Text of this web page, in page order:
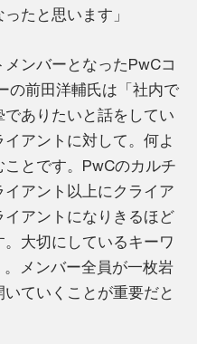
たと思います」
ンバーとなったPwCコ
の前田洋輔氏は「社内で
ありたいと話をしてい
アントに対して。何よ
とです。PwCのカルチ
アント以上にクライア
アントになりきるほど
大切にしているキーワ
メンバー全員が一枚岩
ていくことが重要だと